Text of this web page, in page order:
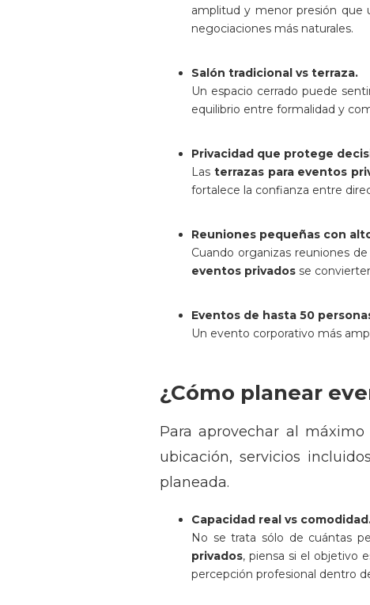
amplitud y menor presión que
negociaciones más naturales.
Salón tradicional vs terraza.
Un espacio cerrado puede
equilibrio entre formalidad y
Privacidad que protege
Las terrazas para eventos
fortalece la confianza entre
Reuniones pequeñas con
Cuando organizas reuniones
eventos privados se
Eventos de hasta 50
Un evento corporativo más
¿Cómo planear
Para aprovechar al máximo
ubicación, servicios
planeada.
Capacidad real vs
No se trata sólo de cuántas
privados, piensa si el objetivo
percepción profesional dentro